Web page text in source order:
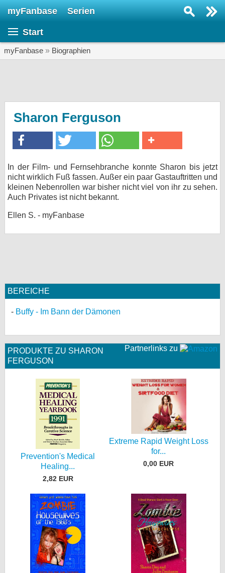
myFanbase Serien
Start
myFanbase » Biographien
Sharon Ferguson
In der Film- und Fernsehbranche konnte Sharon bis jetzt
nicht wirklich Fuß fassen. Außer ein paar Gastauftritten und
kleinen Nebenrollen war bisher nicht viel von ihr zu sehen.
Auch Privates ist nicht bekannt.
Ellen S. - myFanbase
BEREICHE
Buffy - Im Bann der Dämonen
Partnerlinks zu
PRODUKTE ZU SHARON
FERGUSON
Prevention's Medical
Healing...
2,82 EUR
Extreme Rapid Weight Loss
for...
0,00 EUR
Veranstaltungen
KULTUR
Specials
SERVICE
Gewinnspiele
Nutzungsbedingungen
Datenschutz
Impressum
Desktop-Ansicht